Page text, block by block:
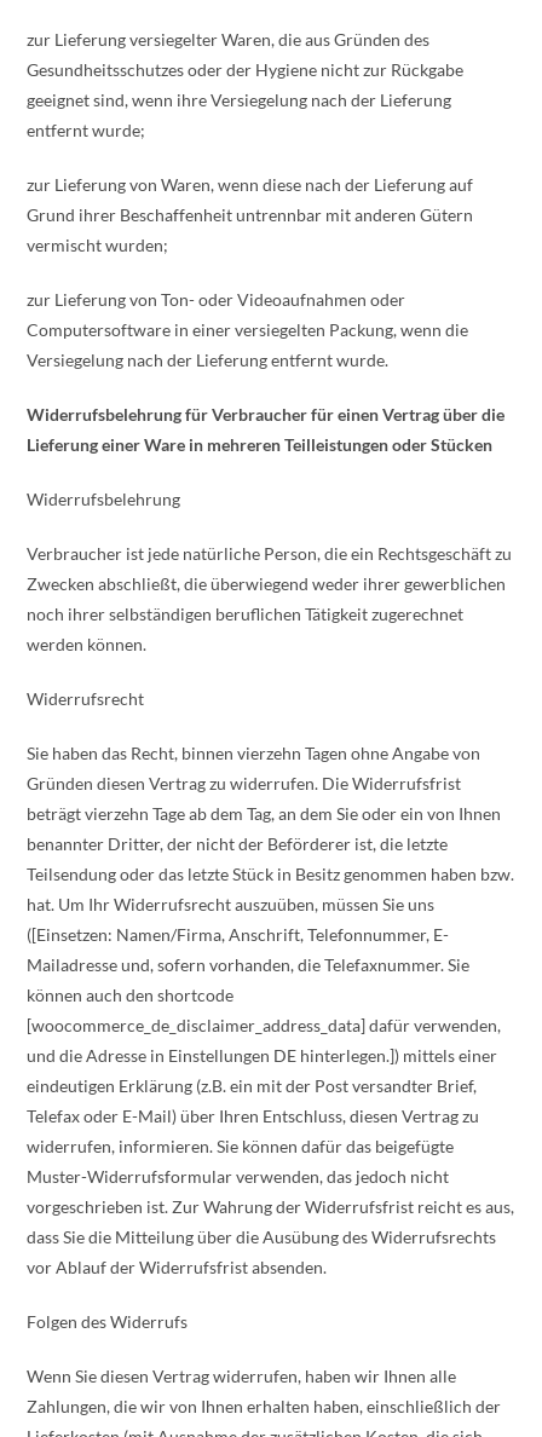
zur Lieferung versiegelter Waren, die aus Gründen des
Gesundheitsschutzes oder der Hygiene nicht zur Rückgabe
geeignet sind, wenn ihre Versiegelung nach der Lieferung
entfernt wurde;
zur Lieferung von Waren, wenn diese nach der Lieferung auf
Grund ihrer Beschaffenheit untrennbar mit anderen Gütern
vermischt wurden;
zur Lieferung von Ton- oder Videoaufnahmen oder
Computersoftware in einer versiegelten Packung, wenn die
Versiegelung nach der Lieferung entfernt wurde.
Widerrufsbelehrung für Verbraucher für einen Vertrag über die
Lieferung einer Ware in mehreren Teilleistungen oder Stücken
Widerrufsbelehrung
Verbraucher ist jede natürliche Person, die ein Rechtsgeschäft zu
Zwecken abschließt, die überwiegend weder ihrer gewerblichen
noch ihrer selbständigen beruflichen Tätigkeit zugerechnet
werden können.
Widerrufsrecht
Sie haben das Recht, binnen vierzehn Tagen ohne Angabe von
Gründen diesen Vertrag zu widerrufen. Die Widerrufsfrist
beträgt vierzehn Tage ab dem Tag, an dem Sie oder ein von Ihnen
benannter Dritter, der nicht der Beförderer ist, die letzte
Teilsendung oder das letzte Stück in Besitz genommen haben bzw.
hat. Um Ihr Widerrufsrecht auszuüben, müssen Sie uns
([Einsetzen: Namen/Firma, Anschrift, Telefonnummer, E-
Mailadresse und, sofern vorhanden, die Telefaxnummer. Sie
können auch den shortcode
[woocommerce_de_disclaimer_address_data] dafür verwenden,
und die Adresse in Einstellungen DE hinterlegen.]) mittels einer
eindeutigen Erklärung (z.B. ein mit der Post versandter Brief,
Telefax oder E-Mail) über Ihren Entschluss, diesen Vertrag zu
widerrufen, informieren. Sie können dafür das beigefügte
Muster-Widerrufsformular verwenden, das jedoch nicht
vorgeschrieben ist. Zur Wahrung der Widerrufsfrist reicht es aus,
dass Sie die Mitteilung über die Ausübung des Widerrufsrechts
vor Ablauf der Widerrufsfrist absenden.
Folgen des Widerrufs
Wenn Sie diesen Vertrag widerrufen, haben wir Ihnen alle
Zahlungen, die wir von Ihnen erhalten haben, einschließlich der